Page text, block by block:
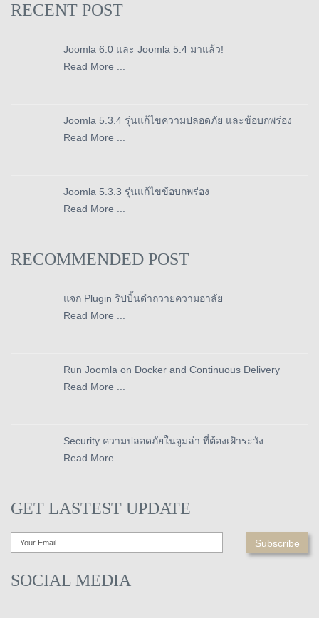
RECENT POST
Joomla 6.0 และ Joomla 5.4 มาแล้ว!
Read More ...
Joomla 5.3.4 รุ่นแก้ไขความปลอดภัย และข้อบกพร่อง
Read More ...
Joomla 5.3.3 รุ่นแก้ไขข้อบกพร่อง
Read More ...
RECOMMENDED POST
แจก Plugin ริปบิ้นดำถวายความอาลัย
Read More ...
Run Joomla on Docker and Continuous Delivery
Read More ...
Security ความปลอดภัยในจูมล่า ที่ต้องเฝ้าระวัง
Read More ...
GET LASTEST UPDATE
SOCIAL MEDIA